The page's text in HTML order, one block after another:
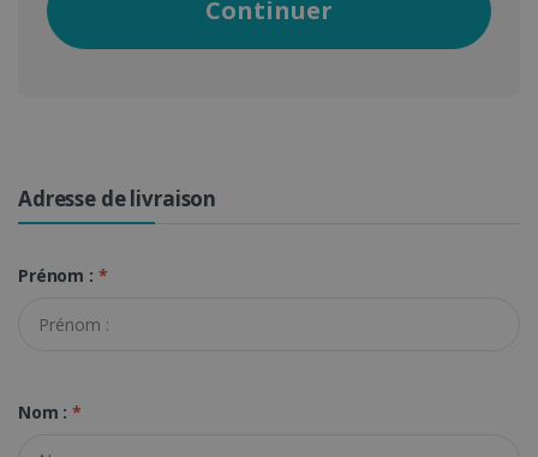
Continuer
Adresse de livraison
Prénom : *
Nom :*